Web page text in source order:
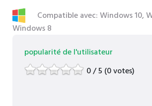
Compatible avec: Windows 10,
Windows 8
popularité de l'utilisateur
0 / 5 (0 votes)